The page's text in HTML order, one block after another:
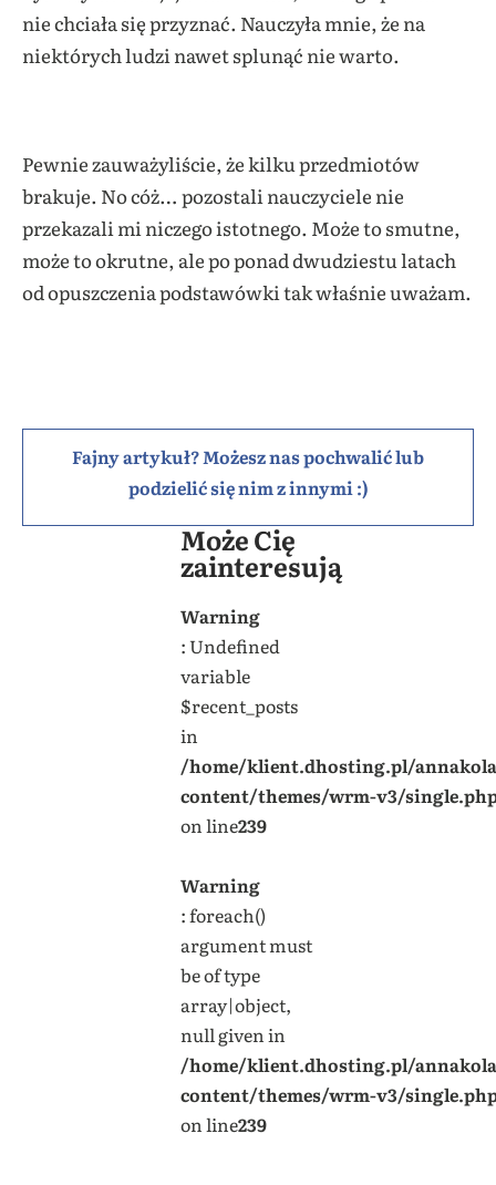
nie chciała się przyznać. Nauczyła mnie, że na
niektórych ludzi nawet splunąć nie warto.
Pewnie zauważyliście, że kilku przedmiotów
brakuje. No cóż… pozostali nauczyciele nie
przekazali mi niczego istotnego. Może to smutne,
może to okrutne, ale po ponad dwudziestu latach
od opuszczenia podstawówki tak właśnie uważam.
Fajny artykuł? Możesz nas pochwalić lub
podzielić się nim z innymi :)
Może Cię
zainteresują
Warning
: Undefined
variable
$recent_posts
in
/home/klient.dhosting.pl/
content/themes/wrm-v3/
on line239
Warning
: foreach()
argument must
be of type
array|object,
null given in
/home/klient.dhosting.pl/
content/themes/wrm-v3/
on line239